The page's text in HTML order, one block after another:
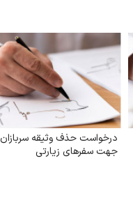
درخواست حذف وثیقه سربازان
جهت سفرهای زیارتی